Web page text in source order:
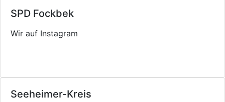
SPD Fockbek
Wir auf Instagram
Seeheimer-Kreis